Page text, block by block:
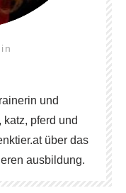
und
pferd und
über das
ausbildung.